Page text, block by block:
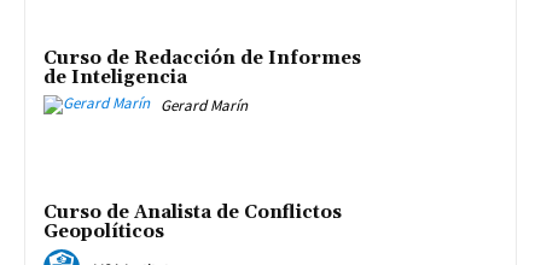
Curso de Redacción de Informes
de Inteligencia
Gerard Marín
Curso de Analista de Conflictos
Geopolíticos